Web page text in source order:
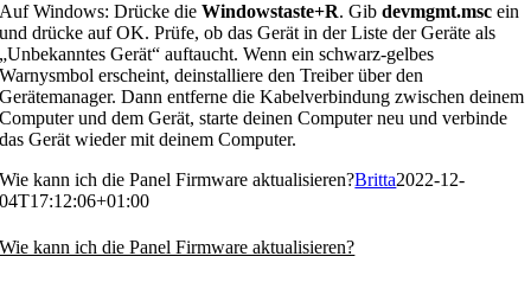
Auf Windows: Drücke dieWindowstaste+R. Gibdevmgmt.msc ein
und drücke auf OK. Prüfe, ob das Gerät in der Liste der Geräte als
„Unbekanntes Gerät“ auftaucht. Wenn ein schwarz-gelbes
Warnysmbol erscheint, deinstalliere den Treiber über den
Gerätemanager. Dann entferne die Kabelverbindung zwischen deinem
Computer und dem Gerät, starte deinen Computer neu und verbinde
das Gerät wieder mit deinem Computer.
Wie kann ich die Panel Firmware aktualisieren?Britta2022-12-
04T17:12:06+01:00
Wie kann ich die Panel Firmware aktualisieren?